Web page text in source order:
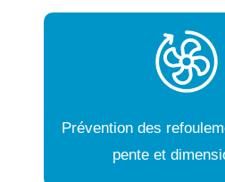
Prévention des
pente et